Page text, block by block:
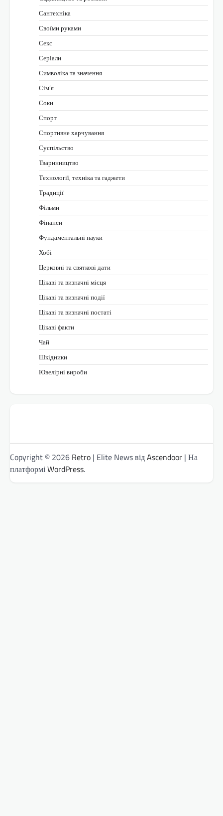
Сантехніка
Своїми руками
Секс
Серіали
Символіка та значення
Сім’я
Соки
Спорт
Спортивне харчування
Суспільство
Тваринництво
Технології, техніка та гаджети
Традиції
Фільми
Фінанси
Фундаментальні науки
Хобі
Церковні та святкові дати
Цікаві та визначні місця
Цікаві та визначні події
Цікаві та визначні постаті
Цікаві факти
Чай
Шкідники
Ювелірні вироби
Copyright © 2026 Retro | Elite News відAscendoor | На
платформіWordPress.